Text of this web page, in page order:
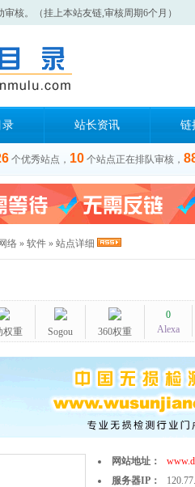
核。（挂上本站友链,审核周期6个月）
录 站长资讯 链
个优秀站点， 10 个站点正在排队审核，
络 » 软件 » 站点详细
权重 Sogou 360权重
0
Alexa
网站地址：
服务器IP：